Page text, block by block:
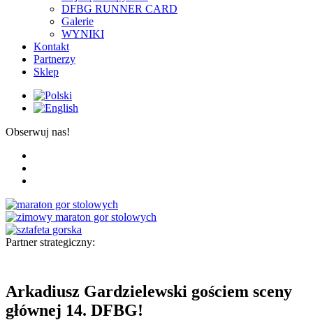
DFBG RUNNER CARD
Galerie
WYNIKI
Kontakt
Partnerzy
Sklep
Obserwuj nas!
Partner strategiczny:
Arkadiusz Gardzielewski gościem sceny
głównej 14. DFBG!